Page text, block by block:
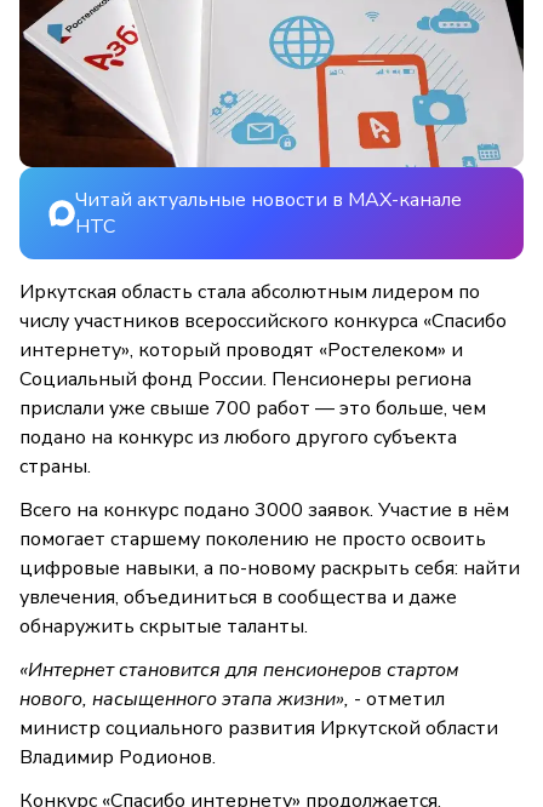
Читай актуальные новости в MAX-канале
НТС
Иркутская область стала абсолютным лидером по
числу участников всероссийского конкурса «Спасибо
интернету», который проводят «Ростелеком» и
Социальный фонд России. Пенсионеры региона
прислали уже свыше 700 работ — это больше, чем
подано на конкурс из любого другого субъекта
страны.
Всего на конкурс подано 3000 заявок. Участие в нём
помогает старшему поколению не просто освоить
цифровые навыки, а по-новому раскрыть себя: найти
увлечения, объединиться в сообщества и даже
обнаружить скрытые таланты.
«Интернет становится для пенсионеров стартом
нового, насыщенного этапа жизни», - отметил
министр социального развития Иркутской области
Владимир Родионов.
Конкурс «Спасибо интернету» продолжается.